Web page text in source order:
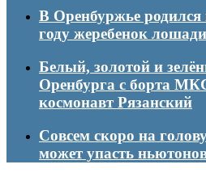
В Оренбуржье
году жеребенок
Белый, золотой и
Оренбурга с борта
космонавт Рязанский
Совсем скоро на
может упасть